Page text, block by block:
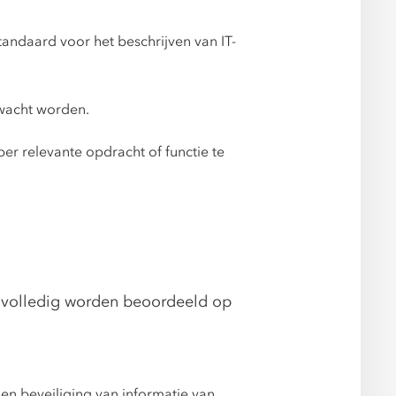
voor het beschrijven van IT-
worden.
relevante opdracht of functie te
worden beoordeeld op